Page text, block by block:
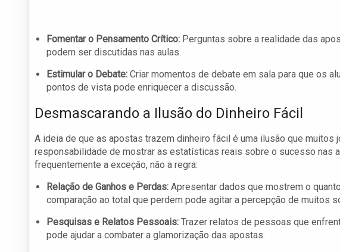
Fomentar o Pensamento Crítico: Perguntas sobre a realidade das
podem ser discutidas nas aulas.
Estimular o Debate: Criar momentos de debate em sala para que os
pontos de vista pode enriquecer a discussão.
Desmascarando a Ilusão do Dinheiro Fácil
A ideia de que as apostas trazem dinheiro fácil é uma ilusão que muitos
responsabilidade de mostrar as estatísticas reais sobre o sucesso
frequentemente a exceção, não a regra:
Relação de Ganhos e Perdas: Apresentar dados que mostrem o
comparação ao total que perdem pode agitar a percepção de muitos
Pesquisas e Relatos Pessoais: Trazer relatos de pessoas que
pode ajudar a combater a glamorização das apostas.